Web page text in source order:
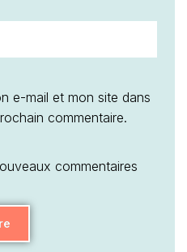
e-mail et mon site dans
commentaire.
commentaires